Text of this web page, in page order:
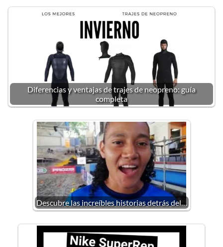
Diferencias y ventajas de trajes de neopreno: guía
completa
Descubre las increíbles historias detrás del…